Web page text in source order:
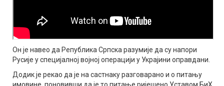
Он је навео да Република Српска разумије да су напори
Русије у специјалној војној операцији у Украјини оправдани.
Додик је рекао да је на састнаку разговарано и о питању